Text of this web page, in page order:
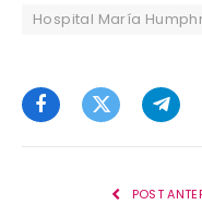
Hospital María
FacebookTwitter
POST